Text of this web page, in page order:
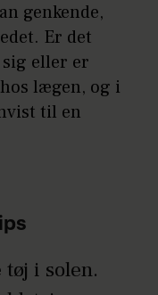
genkende,
Er det
eller er
lægen, og i
til en
i solen.